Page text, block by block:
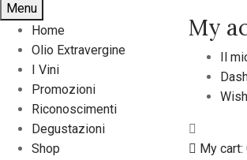
Menu
Home
Olio Extravergine
I Vini
Promozioni
Riconoscimenti
Degustazioni
Shop
My
Il
My cart: